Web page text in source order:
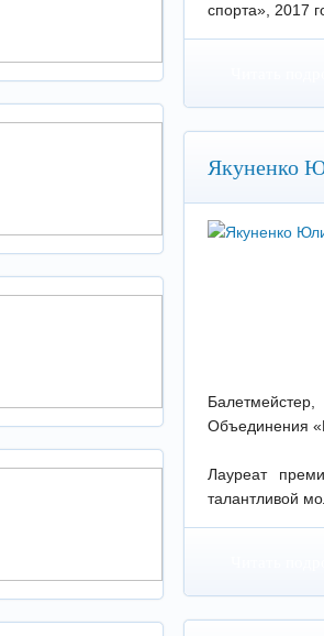
спорта», 2017
Якуненко
Объединения
Лауреат
талантливой